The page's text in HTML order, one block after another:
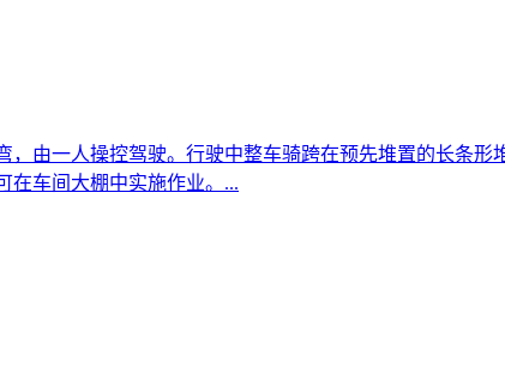
由一人操控驾驶。行驶中整车骑跨在预先堆置的长条
在车间大棚中实施作业。...